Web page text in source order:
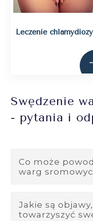
Leczenie chlamydiozy
Swędzenie
- pytania i
Co może
warg
Swędzenie
Jakie są
towarzyszyć